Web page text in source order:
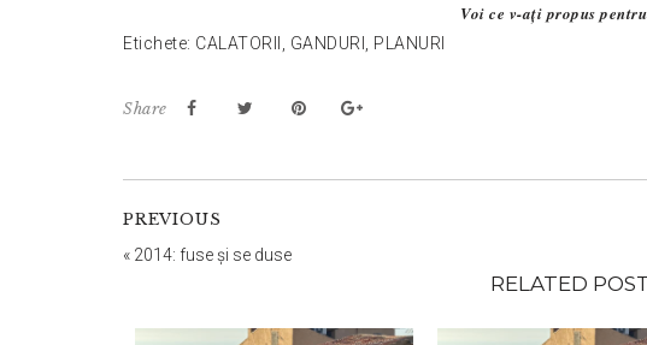
Voi ce v-ați propus
Etichete: CALATORII GANDURI PLANURI
Share
PREVIOUS
« 2014: fuse și se duse
Reader
Interactions
RELATED